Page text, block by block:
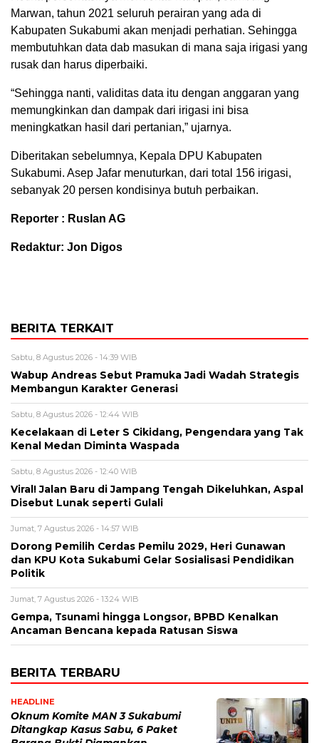
Marwan, tahun 2021 seluruh perairan yang ada di
Kabupaten Sukabumi akan menjadi perhatian. Sehingga
membutuhkan data dab masukan di mana saja irigasi yang
rusak dan harus diperbaiki.
“Sehingga nanti, validitas data itu dengan anggaran yang
memungkinkan dan dampak dari irigasi ini bisa
meningkatkan hasil dari pertanian,” ujarnya.
Diberitakan sebelumnya, Kepala DPU Kabupaten
Sukabumi. Asep Jafar menuturkan, dari total 156 irigasi,
sebanyak 20 persen kondisinya butuh perbaikan.
Reporter : Ruslan AG
Redaktur: Jon Digos
BERITA TERKAIT
Sabtu, 8 Agustus 2026 - 14:39 WIB
Wabup Andreas Sebut Pramuka Jadi Wadah Strategis
Membangun Karakter Generasi ‎
Sabtu, 8 Agustus 2026 - 12:44 WIB
Kecelakaan di Leter S Cikidang, Pengendara yang Tak
Kenal Medan Diminta Waspada
Sabtu, 8 Agustus 2026 - 12:40 WIB
Viral! Jalan Baru di Jampang Tengah Dikeluhkan, Aspal
Disebut Lunak seperti Gulali
Jumat, 7 Agustus 2026 - 14:57 WIB
Dorong Pemilih Cerdas Pemilu 2029, Heri Gunawan
dan KPU Kota Sukabumi Gelar Sosialisasi Pendidikan
Politik
Jumat, 7 Agustus 2026 - 13:24 WIB
Gempa, Tsunami hingga Longsor, BPBD Kenalkan
Ancaman Bencana kepada Ratusan Siswa
BERITA TERBARU
HEADLINE
Oknum Komite MAN 3 Sukabumi
Ditangkap Kasus Sabu, 6 Paket